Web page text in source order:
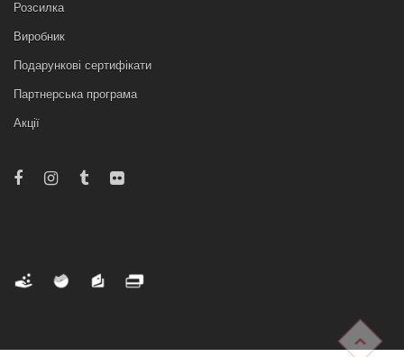
Розсилка
Виробник
Подарункові сертифікати
Партнерська програма
Акції